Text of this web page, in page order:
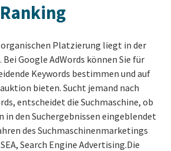
organischen Platzierung liegt in der
Google AdWords können Sie für
Keywords bestimmen und auf
bieten. Sucht jemand nach
entscheidet die Suchmaschine, ob
in den Suchergebnissen eingeblendet
des Suchmaschinenmarketings
Search Engine Advertising.Die